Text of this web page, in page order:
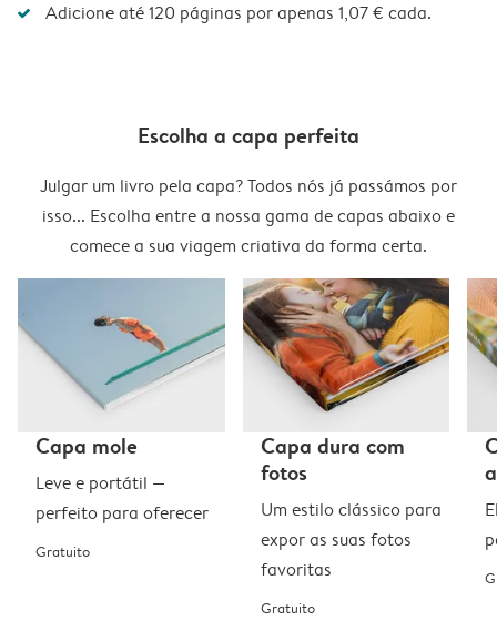
Adicione até 120 páginas por apenas 1,07 € cada.
Escolha a capa perfeita
Julgar um livro pela capa? Todos nós já passámos por
isso... Escolha entre a nossa gama de capas abaixo e
comece a sua viagem criativa da forma certa.
Capa mole
Leve e portátil —
perfeito para oferecer
Gratuito
Capa dura com
fotos
Um estilo clássico para
expor as suas fotos
favoritas
Gratuito